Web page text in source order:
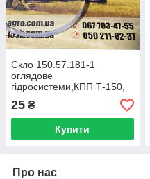
Скло 150.57.181-1
оглядове
гідросистеми,КПП Т-150,
ХТЗ
25 ₴
Купити
Про нас